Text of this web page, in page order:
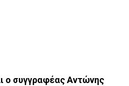
ο συγγραφέας Αντώνης